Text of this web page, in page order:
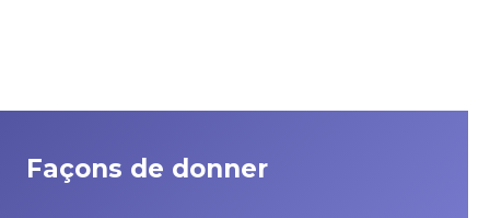
Façons de donner